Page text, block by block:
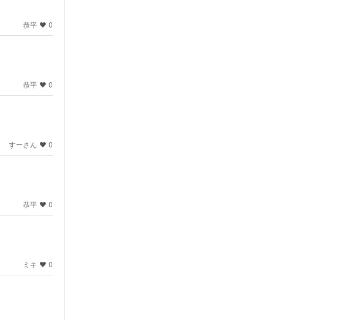
恭平 0
恭平 0
すーさん 0
恭平 0
ミキ 0